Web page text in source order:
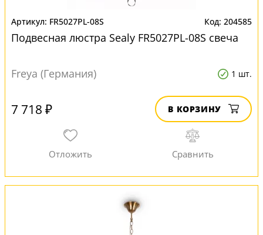
FR5027PL-08S 204585
Подвесная люстра Sealy FR5027PL-08S свеча
Freya (Германия) 1 шт.
7 718 ₽ В КОРЗИНУ